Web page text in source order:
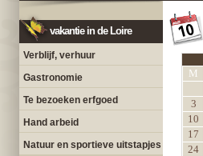
vakantie in de Loire
Verblijf, verhuur
Gastronomie
Te bezoeken erfgoed
Hand arbeid
Natuur en sportieve uitstapjes
M
3
10
17
24